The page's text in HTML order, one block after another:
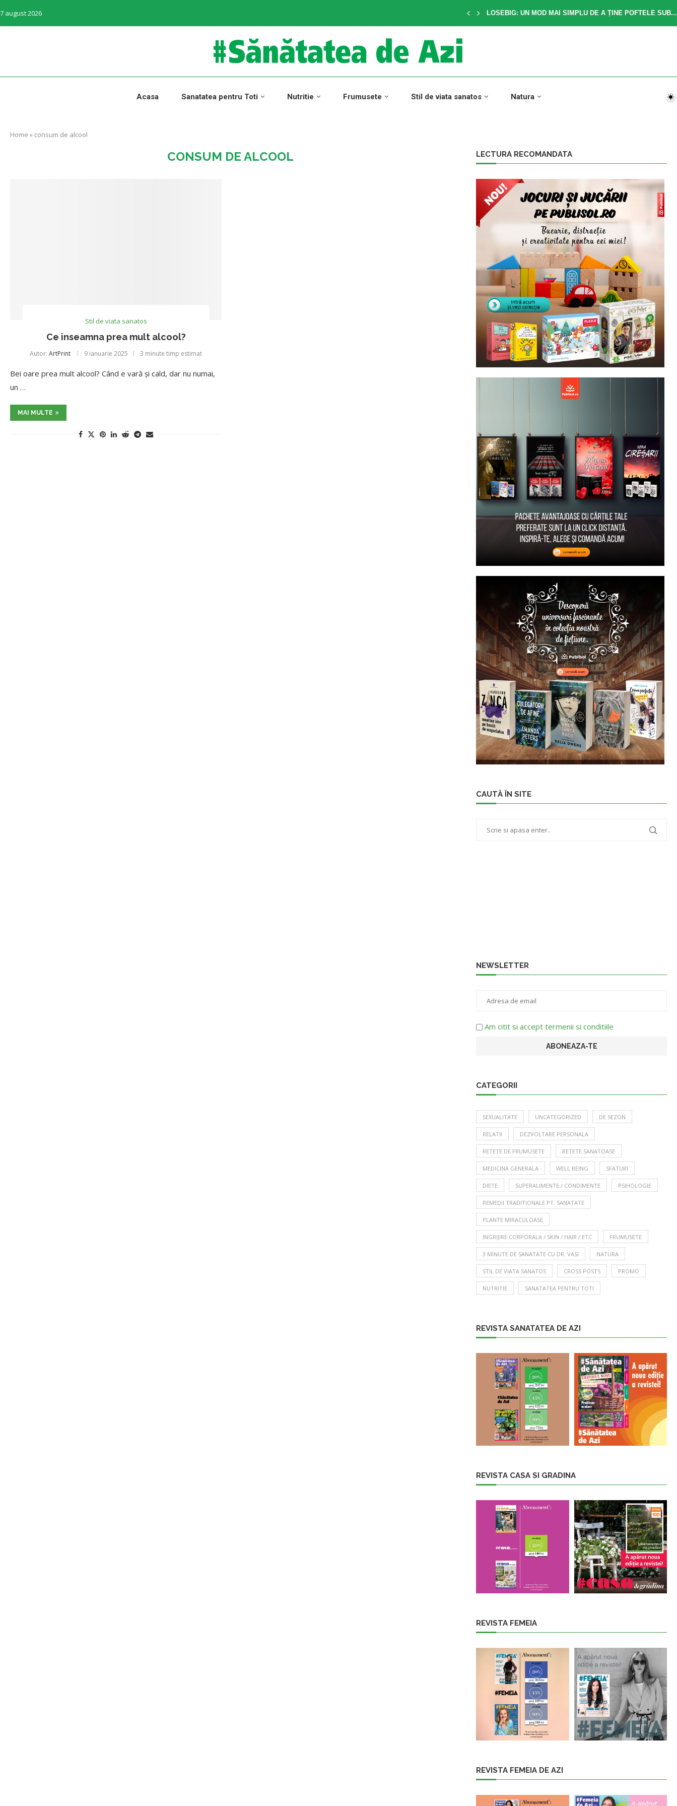
7 august 2026 LOSEBIG: UN MOD MAI SIMPLU DE A ȚINE POFTELE SUB...
Acasa Sanatatea pentru Toti Nutritie Frumusete Stil de viata sanatos Natura
Home » consum de alcool
CONSUM DE ALCOOL
Stil de viata sanatos
Ce inseamna prea mult alcool?
Autor:ArtPrint 9 ianuarie 2025 3 minute timp estimat
Bei oare prea mult alcool? Când e vară și cald, dar nu numai,
un …
MAI MULTE
LECTURA RECOMANDATA
CAUTĂ ÎN SITE
NEWSLETTER
Am citit si accept termenii si conditiile
CATEGORII
SEXUALITATE UNCATEGORIZED DE SEZON
RELATII DEZVOLTARE PERSONALA
RETETE DE FRUMUSETE RETETE SANATOASE
MEDICINA GENERALA WELL BEING SFATURI
DIETE SUPERALIMENTE / CONDIMENTE PSIHOLOGIE
REMEDII TRADITIONALE PT. SANATATE
PLANTE MIRACULOASE
INGRIJIRE CORPORALA / SKIN / HAIR / ETC FRUMUSETE
3 MINUTE DE SANATATE CU DR. VASI NATURA
STIL DE VIATA SANATOS CROSS POSTS PROMO
NUTRITIE SANATATEA PENTRU TOTI
REVISTA SANATATEA DE AZI
REVISTA CASA SI GRADINA
REVISTA FEMEIA
REVISTA FEMEIA DE AZI